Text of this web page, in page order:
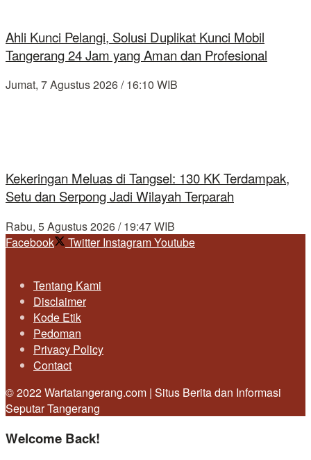
Ahli Kunci Pelangi, Solusi Duplikat Kunci Mobil
Tangerang 24 Jam yang Aman dan Profesional
Jumat, 7 Agustus 2026 / 16:10 WIB
Kekeringan Meluas di Tangsel: 130 KK Terdampak,
Setu dan Serpong Jadi Wilayah Terparah
Rabu, 5 Agustus 2026 / 19:47 WIB
Facebook
Twitter InstagramYoutube
Tentang Kami
Disclaimer
Kode Etik
Pedoman
Privacy Policy
Contact
© 2022 Wartatangerang.com | Situs Berita dan Informasi
Seputar Tangerang
Welcome Back!